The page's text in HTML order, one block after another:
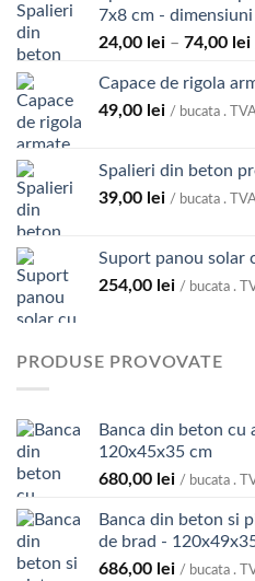
7x8 cm -
24,00 lei – 74,00 lei
Capace de rigola
49,00 lei / bucata .
Spalieri din beton
39,00 lei / bucata .
Suport panou solar
254,00 lei / bucata .
PRODUSE PROVOVATE
Banca din beton cu
120x45x35 cm
680,00 lei / bucata .
Banca din beton si
de brad -
686,00 lei / bucata .